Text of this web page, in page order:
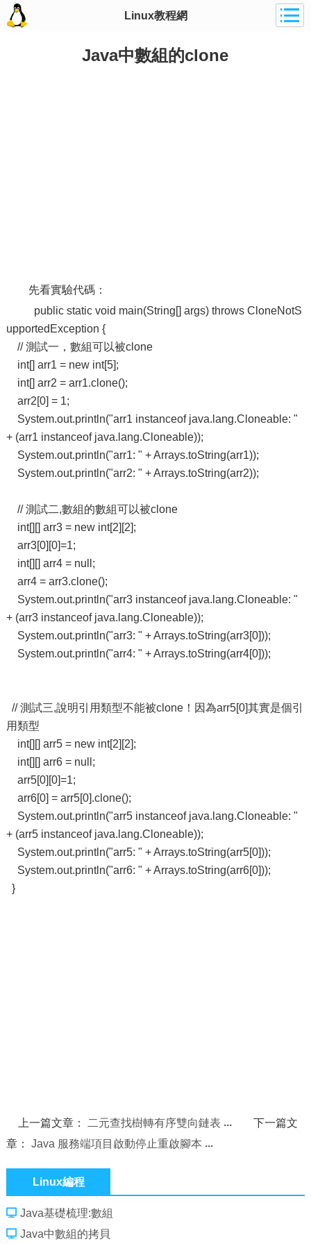
Linux教程網
Java中數組的clone
先看實驗代碼：
public static void main(String[] args) throws CloneNotS
upportedException {
// 測試一，數組可以被clone
int[] arr1 = new int[5];
int[] arr2 = arr1.clone();
arr2[0] = 1;
System.out.println("arr1 instanceof java.lang.Cloneable: "
+ (arr1 instanceof java.lang.Cloneable));
System.out.println("arr1: " + Arrays.toString(arr1));
System.out.println("arr2: " + Arrays.toString(arr2));
// 測試二,數組的數組可以被clone
int[][] arr3 = new int[2][2];
arr3[0][0]=1;
int[][] arr4 = null;
arr4 = arr3.clone();
System.out.println("arr3 instanceof java.lang.Cloneable: "
+ (arr3 instanceof java.lang.Cloneable));
System.out.println("arr3: " + Arrays.toString(arr3[0]));
System.out.println("arr4: " + Arrays.toString(arr4[0]));
// 測試三,說明引用類型不能被clone！因為arr5[0]其實是個引
用類型
int[][] arr5 = new int[2][2];
int[][] arr6 = null;
arr5[0][0]=1;
arr6[0] = arr5[0].clone();
System.out.println("arr5 instanceof java.lang.Cloneable: "
+ (arr5 instanceof java.lang.Cloneable));
System.out.println("arr5: " + Arrays.toString(arr5[0]));
System.out.println("arr6: " + Arrays.toString(arr6[0]));
}
上一篇文章： 二元查找樹轉有序雙向鏈表
下一篇文
章： Java 服務端項目啟動停止重啟腳本
Linux編程
Java基礎梳理:數組
Java中數組的拷貝